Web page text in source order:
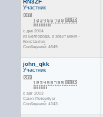
RN3ZF
Участник
с дек 2004
из Белгорода, а зовут меня -
Константин
Сообщений: 4849
john_qkk
Участник
с авг 2003
Санкт-Петербург
Сообщений: 4343